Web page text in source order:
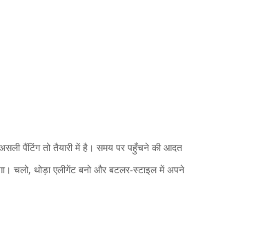
पैंटिंग तो तैयारी में है। समय पर पहुँचने की आदत
चलो, थोड़ा एलीगेंट बनो और बटलर‑स्टाइल में अपने